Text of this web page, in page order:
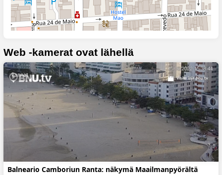
Web -kamerat ovat lähellä
Balneario Camboriun Ranta: näkymä Maailmanpyörältä
Rannat